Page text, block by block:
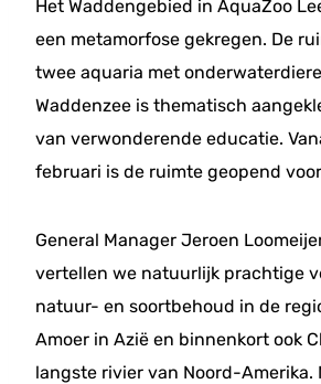
Het Waddengebied in AquaZoo
een metamorfose gekregen. De
twee aquaria met
Waddenzee is thematisch
van verwonderende educatie.
februari is de ruimte geopend
General Manager Jeroen
vertellen we natuurlijk prachtige
natuur- en soortbehoud in de
Amoer in Azië en binnenkort ook
langste rivier van Noord-Amerika.